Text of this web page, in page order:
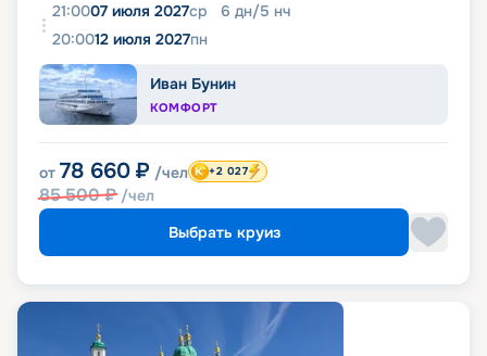
21:0007 июля 2027ср 6 дн/5 нч
20:0012 июля 2027пн
Иван Бунин
КОМФОРТ
от 78 660 ₽ /чел
85 500₽ /чел
+2 027
Выбрать круиз